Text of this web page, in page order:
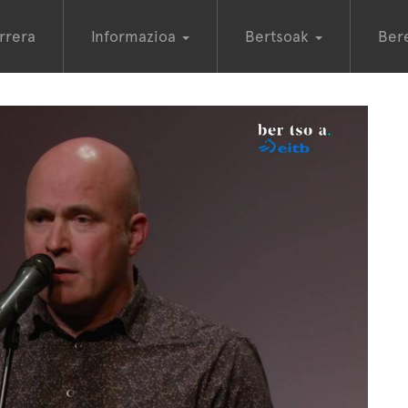
Informazioa Bertsoak